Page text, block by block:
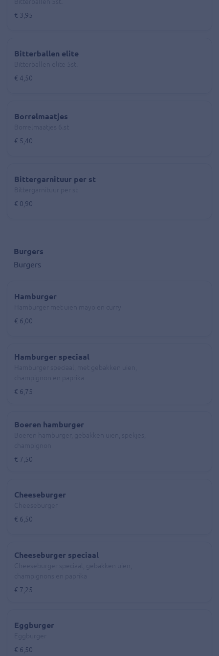
€ 3,95
Bitterballen elite
€ 4,50
Borrelmaatjes
€ 5,40
Bittergarnituur per st
€ 0,90
Burgers
Burgers
Hamburger
€ 6,00
Hamburger speciaal
€ 6,75
Boeren hamburger
€ 7,50
Cheeseburger
€ 6,50
Cheeseburger speciaal
€ 7,25
Eggburger
€ 6,50